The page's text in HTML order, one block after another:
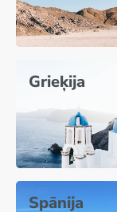
Grieķija
Spānija